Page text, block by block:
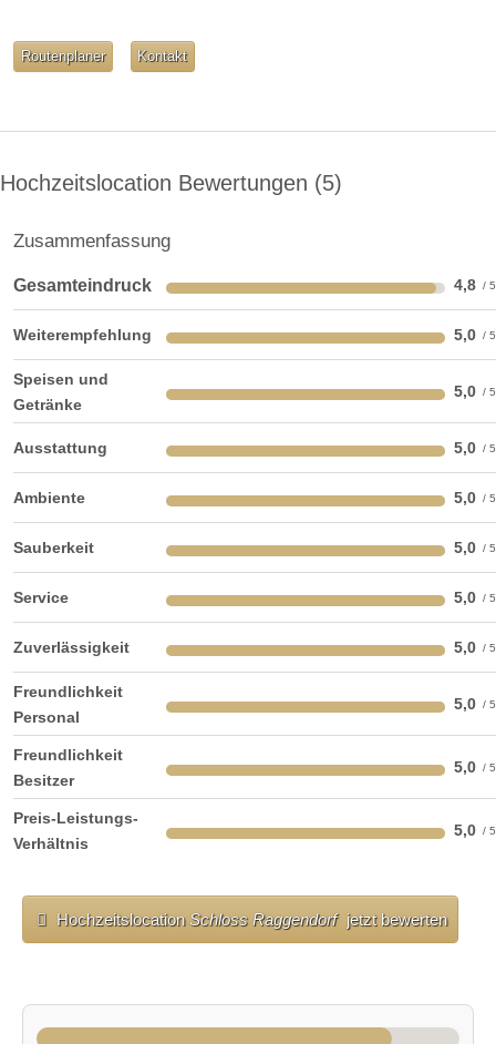
Raum Sophie
Innenhof
Routenplaner Kontakt
Hochzeitslocation Bewertungen 5
Zusammenfassung
Gesamteindruck 4,8
Weiterempfehlung 5,0
Speisen und
Getränke
5,0
Ausstattung 5,0
Ambiente 5,0
Sauberkeit 5,0
Service 5,0
Zuverlässigkeit 5,0
Freundlichkeit
Personal
5,0
Freundlichkeit
Besitzer
5,0
Preis-Leistungs-
Verhältnis
5,0
HochzeitslocationSchloss Raggendorf jetzt bewerten